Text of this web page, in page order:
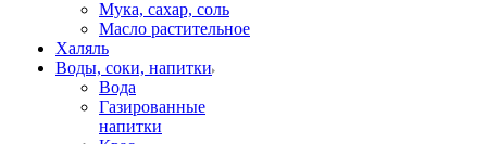
Мука, сахар, соль
Масло растительное
Халяль
Воды, соки, напитки
Вода
Газированные
напитки